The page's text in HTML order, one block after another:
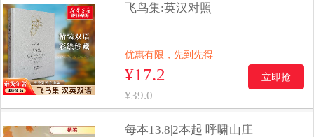
飞鸟集:英汉对照
优惠有限，先到先得
¥17.2
¥39.0
立即抢
每本13.8|2本起 呼啸山庄